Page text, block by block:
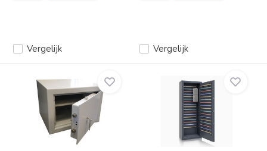
Vergelijk Vergelijk